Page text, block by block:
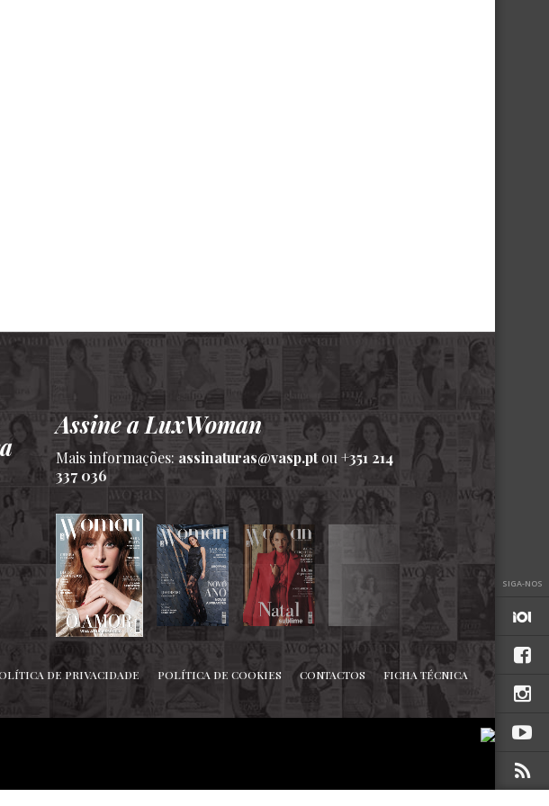
SIGA-NOS
Assine a LuxWoman
Mais informações: assinaturas@vasp.ptou+351 214
337 036
DE PRIVACIDADE POLÍTICA DE COOKIES CONTACTOS FICHA TÉCNICA